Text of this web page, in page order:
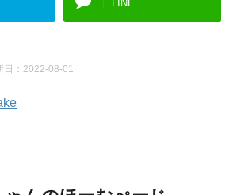
LINE
： 2022-08-01